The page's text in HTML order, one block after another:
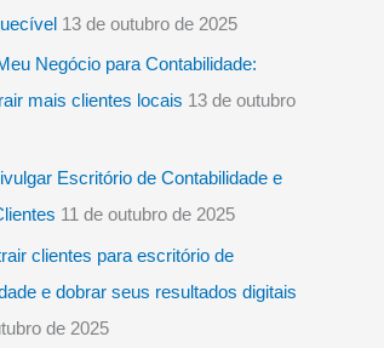
13 de outubro de 2025
Negócio para Contabilidade:
mais clientes locais 13 de outubro
Escritório de Contabilidade e
11 de outubro de 2025
clientes para escritório de
e dobrar seus resultados digitais
de 2025